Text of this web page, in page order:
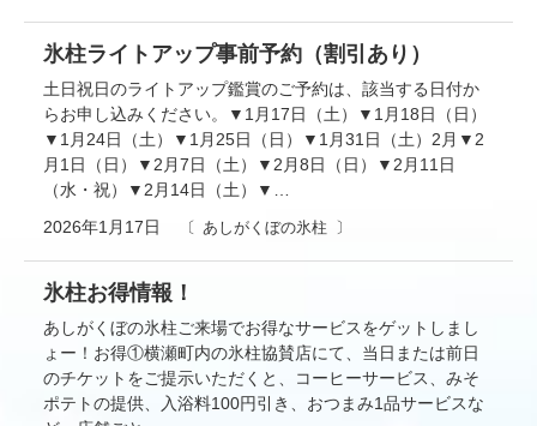
2026年1月17日 あしがくぼの氷柱
氷柱ライトアップ事前予約（割引あり）
土日祝日のライトアップ鑑賞のご予約は、該当する日付か
らお申し込みください。▼1月17日（土）▼1月18日（日）
▼1月24日（土）▼1月25日（日）▼1月31日（土）2月▼2
月1日（日）▼2月7日（土）▼2月8日（日）▼2月11日
（水・祝）▼2月14日（土）▼…
氷柱お得情報！
あしがくぼの氷柱ご来場でお得なサービスをゲットしまし
ょー！お得①横瀬町内の氷柱協賛店にて、当日または前日
のチケットをご提示いただくと、コーヒーサービス、みそ
ポテトの提供、入浴料100円引き、おつまみ1品サービスな